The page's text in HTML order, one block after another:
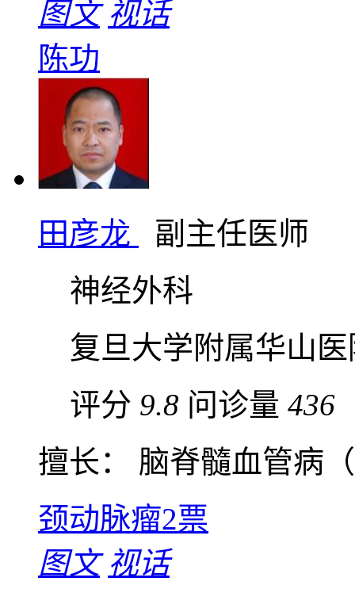
图文 视话
陈功
田彦龙
副主任医师
神经外科
复旦大学附属华山医
评分 9.8 问诊量 436
擅长： 脑脊髓血管病
颈动脉瘤2票
图文 视话